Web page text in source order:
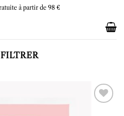
à partir de 98 €
FILTRER